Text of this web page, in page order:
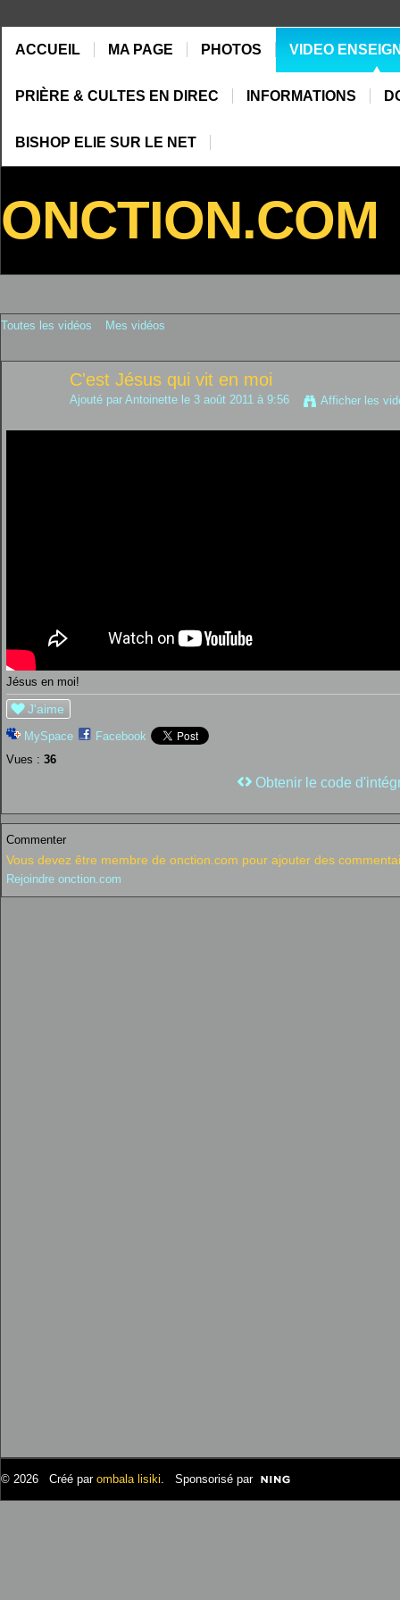
ACCUEIL MA PAGE PHOTOS VIDEO
PRIÈRE & CULTES EN DIREC INFORMATIONS
BISHOP ELIE SUR LE NET
ONCTION.COM
Toutes les vidéos Mes vidéos
C'est Jésus qui vit en moi
Ajouté par Antoinette le 3 août 2011 à 9:56 Afficher les
Jésus en moi!
J'aime
MySpace
Facebook
Vues : 36
Obtenir le code
Commenter
Vous devez être membre de onction.com pour ajouter des
Rejoindre onction.com
© 2026 Créé par ombala lisiki. Sponsorisé par